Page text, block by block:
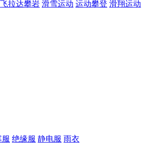
拉达攀岩 滑雪运动 运动攀登 滑翔运动
服 绝缘服 静电服 雨衣